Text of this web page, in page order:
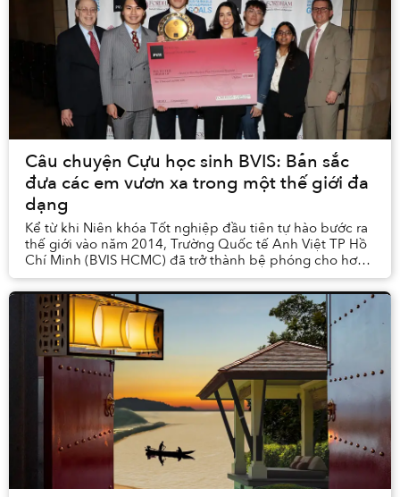
Câu chuyện Cựu học sinh BVIS: Bản sắc
đưa các em vươn xa trong một thế giới đa
dạng
Kể từ khi Niên khóa Tốt nghiệp đầu tiên tự hào bước ra
thế giới vào năm 2014, Trường Quốc tế Anh Việt TP Hồ
Chí Minh (BVIS HCMC) đã trở thành bệ phóng cho hơn
530 học sinh tốt nghiệp, giúp các em phát...